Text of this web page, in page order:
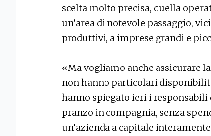
scelta molto precisa, quella
un’area di notevole passaggio,
produttivi, a imprese grandi e
«Ma vogliamo anche assicurare
non hanno particolari
hanno spiegato ieri i
pranzo in compagnia, senza
un’azienda a capitale